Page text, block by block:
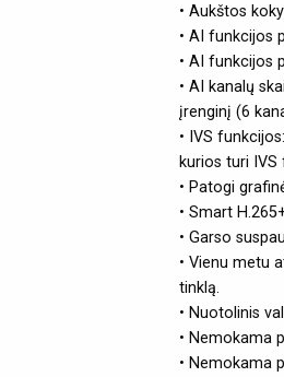
• Aukštos
• AI funkcijos
• AI funkcijos
• AI kanalų
įrenginį (6
• IVS
kurios turi IVS
• Patogi
• Smart
• Garso
• Vienu metu
tinklą.
• Nuotolinis
• Nemokama
• Nemokama